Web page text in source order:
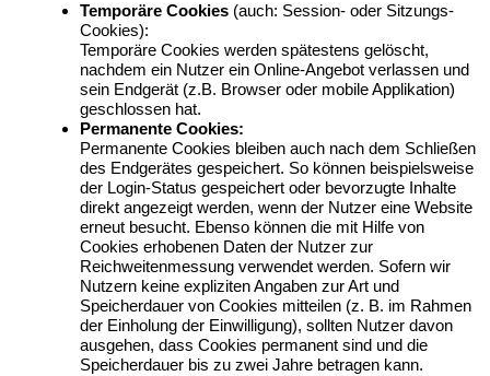
Temporäre Cookies (auch: Session- oder Sitzungs-
Cookies):
Temporäre Cookies werden spätestens gelöscht,
nachdem ein Nutzer ein Online-Angebot verlassen und
sein Endgerät (z.B. Browser oder mobile Applikation)
geschlossen hat.
Permanente Cookies:
Permanente Cookies bleiben auch nach dem Schließen
des Endgerätes gespeichert. So können beispielsweise
der Login-Status gespeichert oder bevorzugte Inhalte
direkt angezeigt werden, wenn der Nutzer eine Website
erneut besucht. Ebenso können die mit Hilfe von
Cookies erhobenen Daten der Nutzer zur
Reichweitenmessung verwendet werden. Sofern wir
Nutzern keine expliziten Angaben zur Art und
Speicherdauer von Cookies mitteilen (z. B. im Rahmen
der Einholung der Einwilligung), sollten Nutzer davon
ausgehen, dass Cookies permanent sind und die
Speicherdauer bis zu zwei Jahre betragen kann.